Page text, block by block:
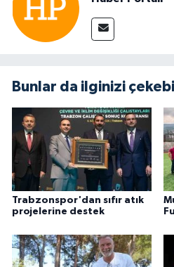
Bunlar da ilginizi
Trabzonspor'dan sıfır atık
projelerine destek